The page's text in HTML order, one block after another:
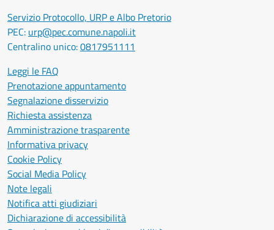
Servizio Protocollo, URP e Albo Pretorio
PEC: urp@pec.comune.napoli.it
Centralino unico:0817951111
Leggi le FAQ
Prenotazione appuntamento
Segnalazione disservizio
Richiesta assistenza
Amministrazione trasparente
Informativa privacy
Cookie Policy
Social Media Policy
Note legali
Notifica atti giudiziari
Dichiarazione di accessibilità